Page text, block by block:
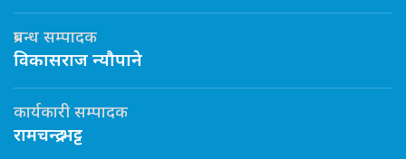
प्रबन्ध सम्पादक
विकासराज न्यौपाने
कार्यकारी सम्पादक
रामचन्द्र भट्ट